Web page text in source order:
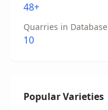
48+
Quarries in Database
10
Popular Varieties